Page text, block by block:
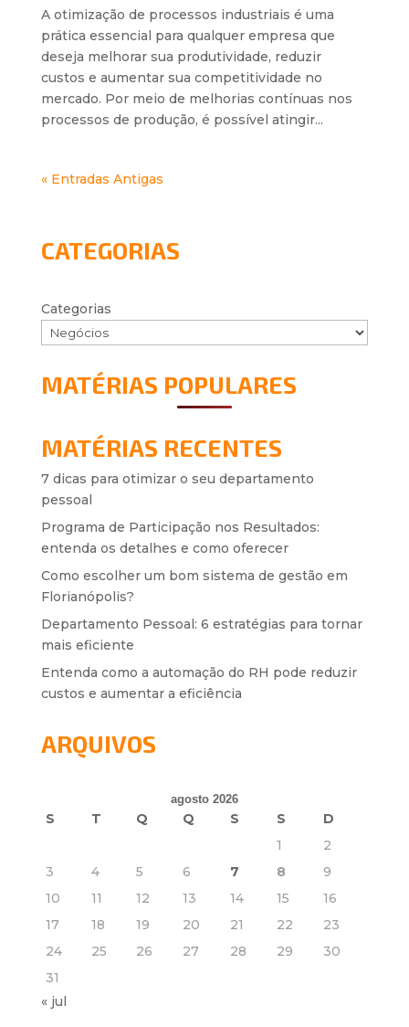
A otimização de processos industriais é uma
prática essencial para qualquer empresa que
deseja melhorar sua produtividade, reduzir
custos e aumentar sua competitividade no
mercado. Por meio de melhorias contínuas nos
processos de produção, é possível atingir...
« Entradas Antigas
CATEGORIAS
Categorias
MATÉRIAS POPULARES
MATÉRIAS RECENTES
7 dicas para otimizar o seu departamento
pessoal
Programa de Participação nos Resultados:
entenda os detalhes e como oferecer
Como escolher um bom sistema de gestão em
Florianópolis?
Departamento Pessoal: 6 estratégias para tornar
mais eficiente
Entenda como a automação do RH pode reduzir
custos e aumentar a eficiência
ARQUIVOS
agosto 2026
S T Q Q S S
D
1
2
3
4 5 6 7 8
9
10
11 12 13 14 15
16
17
18 19 20 21 22
23
24
25 26 27 28 29
30
31
« jul